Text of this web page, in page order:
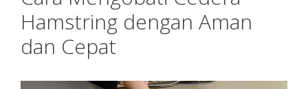
Hamstring dengan Aman
dan Cepat